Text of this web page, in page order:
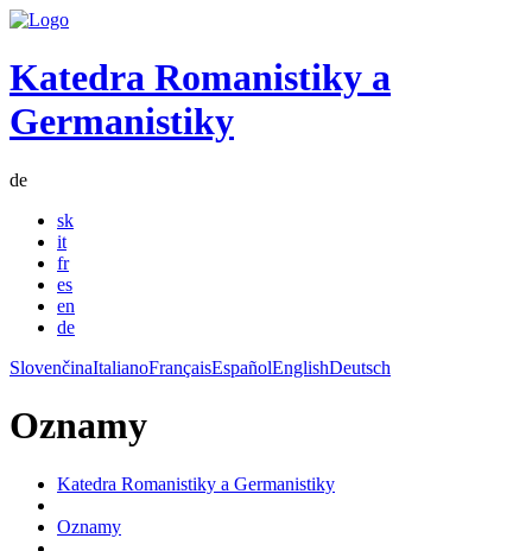
Katedra Romanistiky a
Germanistiky
de
sk
it
fr
es
en
de
SlovenčinaItalianoFrançaisEspañolEnglishDeutsch
Oznamy
Katedra Romanistiky a Germanistiky
Oznamy